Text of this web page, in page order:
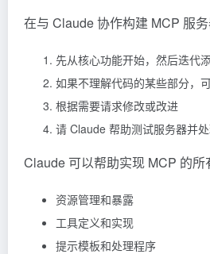
在与 Claude 协作构建 MCP 服务
先从核心功能开始，然后迭代
如果不理解代码的某些部分，
根据需要请求修改或改进
请 Claude 帮助测试服务器并
Claude 可以帮助实现 MCP 的所
资源管理和暴露
工具定义和实现
提示模板和处理程序